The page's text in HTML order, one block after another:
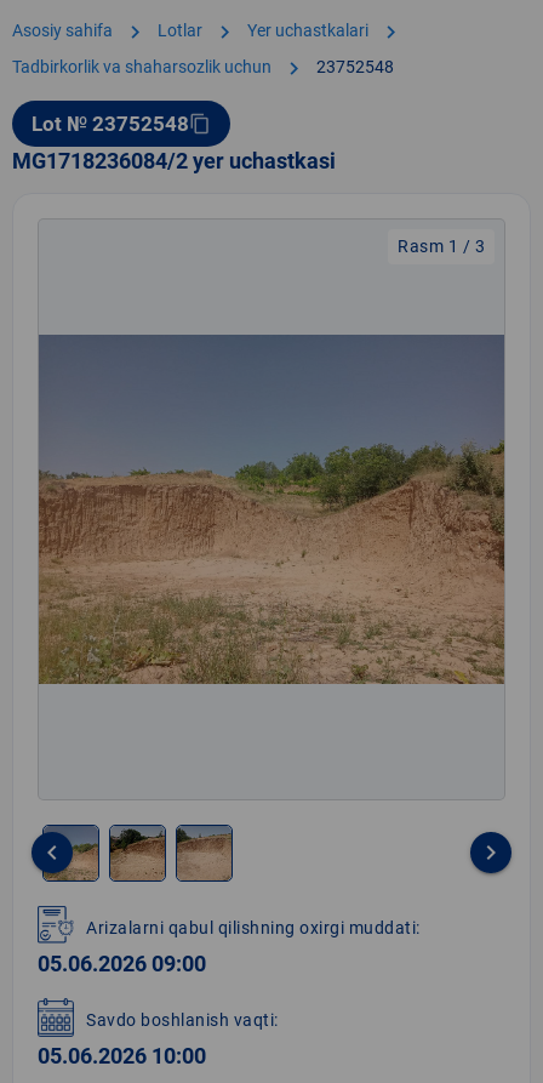
Asosiy sahifa chevron_right Lotlar chevron_right Yer uchastkalari chevron_right
Tadbirkorlik va shaharsozlik uchun chevron_right 23752548
Lot № 23752548content_copy
MG1718236084/2 yer uchastkasi
Rasm 1 / 3
1
of
3
keyboard_arrow_left keyboard_arrow_right
Arizalarni qabul qilishning oxirgi muddati:
05.06.2026 09:00
Savdo boshlanish vaqti:
05.06.2026 10:00